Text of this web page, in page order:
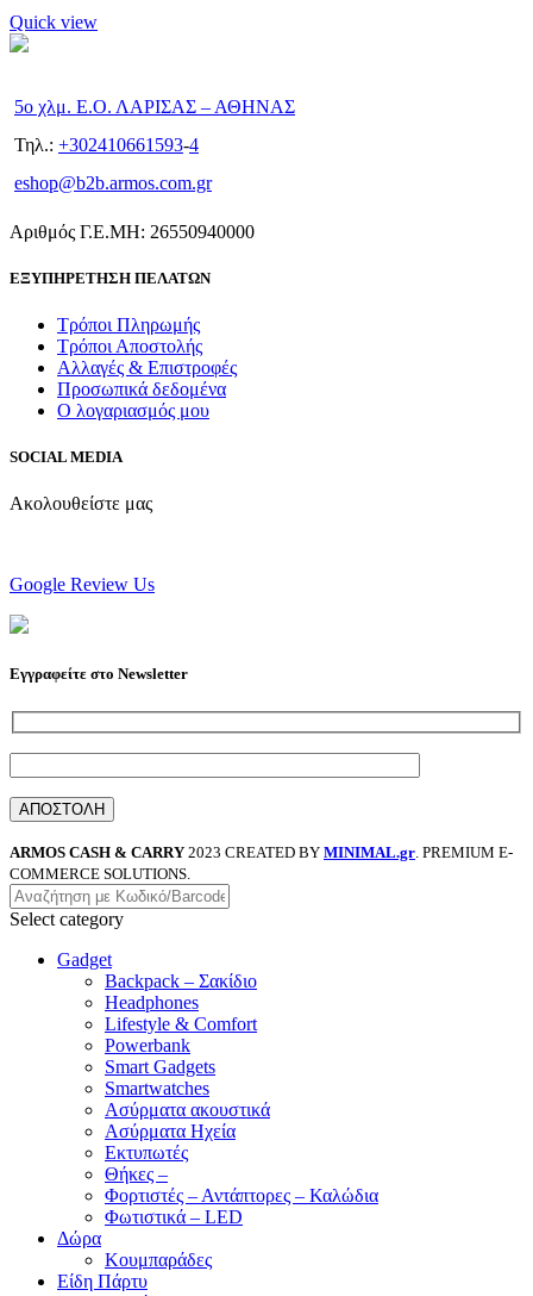
Quick view
5ο χλμ. Ε.Ο. ΛΑΡΙΣΑΣ – ΑΘΗΝΑΣ
Τηλ.: +302410661593-4
eshop@b2b.armos.com.gr
Αριθμός Γ.Ε.ΜΗ: 26550940000
ΕΞΥΠΗΡΕΤΗΣΗ ΠΕΛΑΤΩΝ
Τρόποι Πληρωμής
Τρόποι Αποστολής
Αλλαγές & Επιστροφές
Προσωπικά δεδομένα
Ο λογαριασμός μου
SOCIAL MEDIA
Ακολουθείστε μας
Google Review Us
Εγγραφείτε στο Newsletter
ARMOS CASH & CARRY 2023 CREATED BY MINIMAL.gr. PREMIUM E-
COMMERCE SOLUTIONS.
Select category
Gadget
Backpack – Σακίδιο
Headphones
Lifestyle & Comfort
Powerbank
Smart Gadgets
Smartwatches
Ασύρματα ακουστικά
Ασύρματα Ηχεία
Εκτυπωτές
Θήκες –
Φορτιστές – Αντάπτορες – Καλώδια
Φωτιστικά – LED
Δώρα
Κουμπαράδες
Είδη Πάρτυ